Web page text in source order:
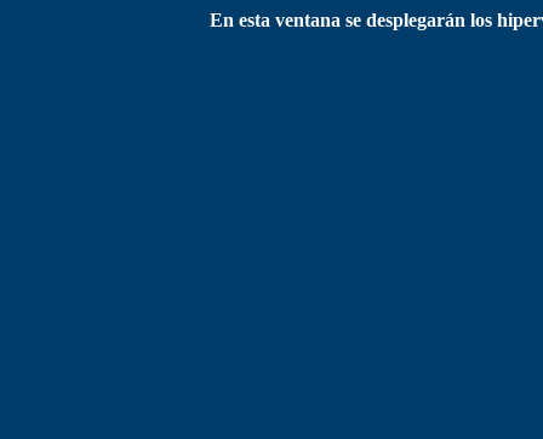
En esta ventana se desplegarán los